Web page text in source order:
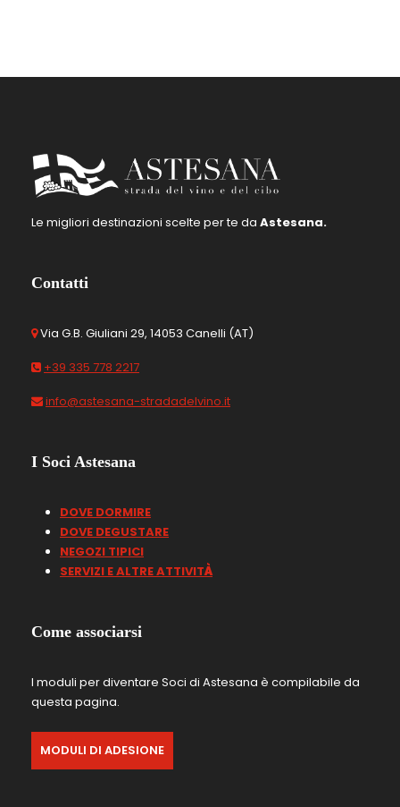
Le migliori destinazioni scelte per te da Astesana.
Contatti
Via G.B. Giuliani 29, 14053 Canelli (AT)
+39 335 778 2217
info@astesana-stradadelvino.it
I Soci Astesana
DOVE DORMIRE
DOVE DEGUSTARE
NEGOZI TIPICI
SERVIZI E ALTRE ATTIVITÀ
Come associarsi
I moduli per diventare Soci di Astesana è compilabile da
questa pagina.
MODULI DI ADESIONE